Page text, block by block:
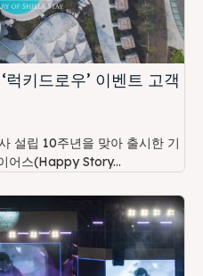
키드로우’ 이벤트 고객
설립 10주년을 맞아 출시한 기
어스(Happy Story...